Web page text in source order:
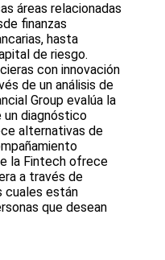
áreas relacionadas
finanzas
hasta
de riesgo.
con innovación
de un análisis de
Group evalúa la
un diagnóstico
alternativas de
la Fintech ofrece
a través de
cuales están
que desean